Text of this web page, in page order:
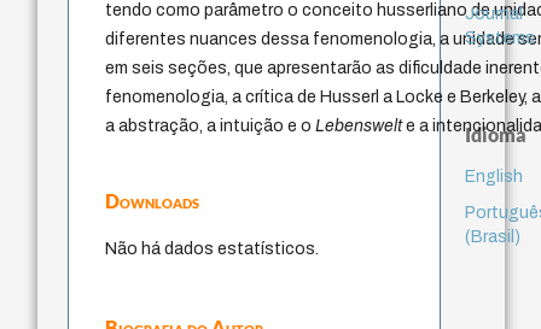
tendo como parâmetro o conceito husserliano de
diferentes nuances dessa fenomenologia, a unidade
em seis seções, que apresentarão as dificuldade
fenomenologia, a crítica de Husserl a Locke e Berkeley,
a abstração, a intuição e oLebenswelte a
Downloads
Não há dados estatísticos.
Journal
Systems
Idioma
English
(Brasil)